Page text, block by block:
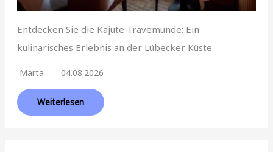
Entdecken Sie die Kajüte Travemünde: Ein
kulinarisches Erlebnis an der Lübecker Küste
Marta 04.08.2026
Weiterlesen